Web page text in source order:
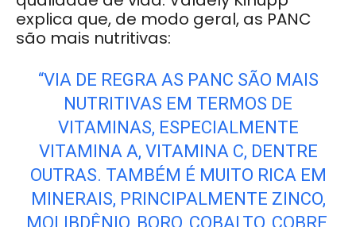
explica que, de modo geral, as PANC
são mais nutritivas:
“VIA DE REGRA AS PANC SÃO MAIS
NUTRITIVAS EM TERMOS DE
VITAMINAS, ESPECIALMENTE
VITAMINA A, VITAMINA C, DENTRE
OUTRAS. TAMBÉM É MUITO RICA EM
MINERAIS, PRINCIPALMENTE ZINCO,
MOLIBDÊNIO, BORO, COBALTO, COBRE,